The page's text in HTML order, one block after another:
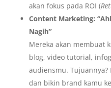
akan fokus pada ROI (
Content Marketing:
Nagih”
Mereka akan membuat
blog, video tutorial,
audiensmu.
dan bikin brand kamu